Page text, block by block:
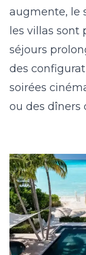
augmente, le
les villas sont
séjours
des
soirées
ou des dîners